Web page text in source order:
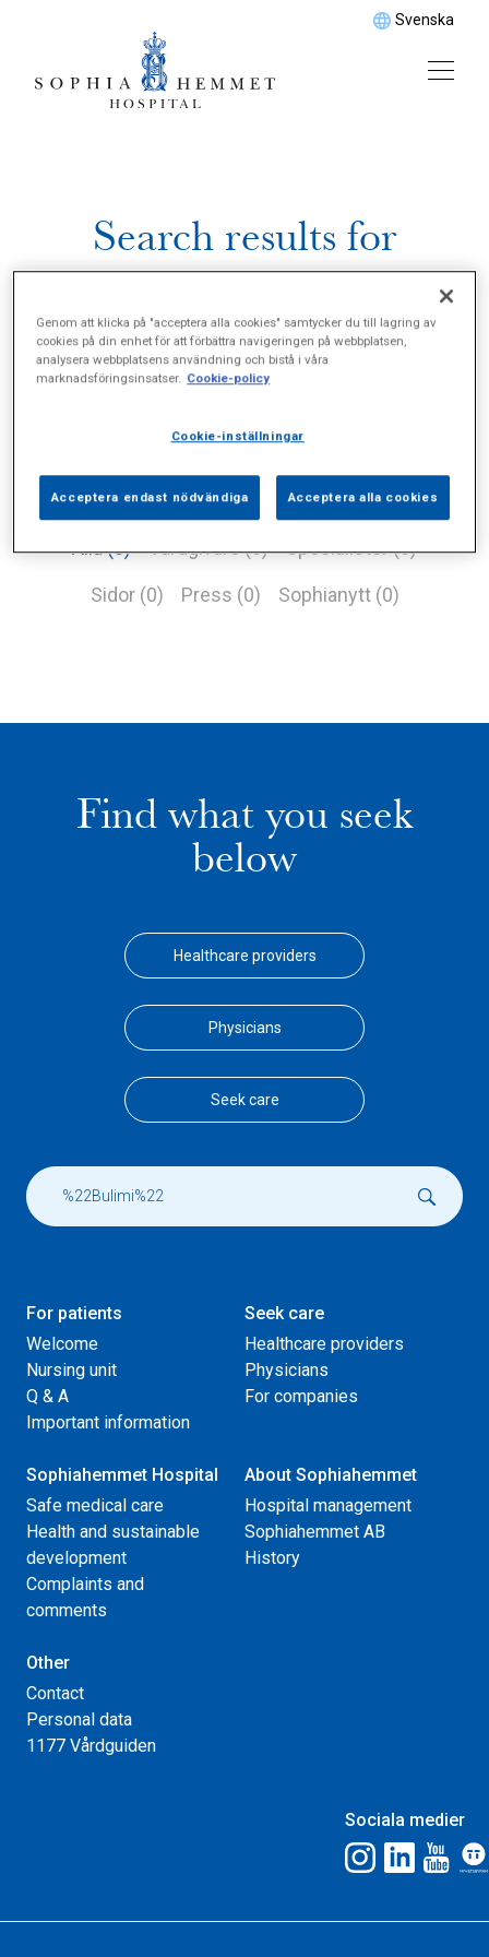
Svenska
Search results for
Alla (0) Vårdgivare (0) Specialister (0)
Sidor (0) Press (0) Sophianytt (0)
Find what you seek
below
Healthcare providers
Physicians
Seek care
For patients
Welcome
Nursing unit
Q & A
Important information
Seek care
Healthcare providers
Physicians
For companies
Sophiahemmet Hospital
Safe medical care
Health and sustainable
development
Complaints and
comments
About Sophiahemmet
Hospital management
Sophiahemmet AB
History
Other
Contact
Personal data
1177 Vårdguiden
Sociala medier
Genom att klicka på "acceptera alla cookies" samtycker du till lagring av
cookies på din enhet för att förbättra navigeringen på webbplatsen,
analysera webbplatsens användning och bistå i våra
marknadsföringsinsatser. Cookie-policy
Cookie-inställningar
Acceptera endast nödvändiga Acceptera alla cookies